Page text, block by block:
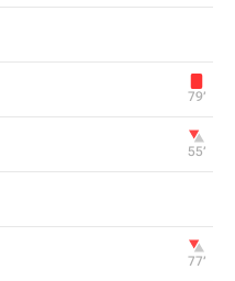
79‎’‎
55‎’‎
77‎’‎